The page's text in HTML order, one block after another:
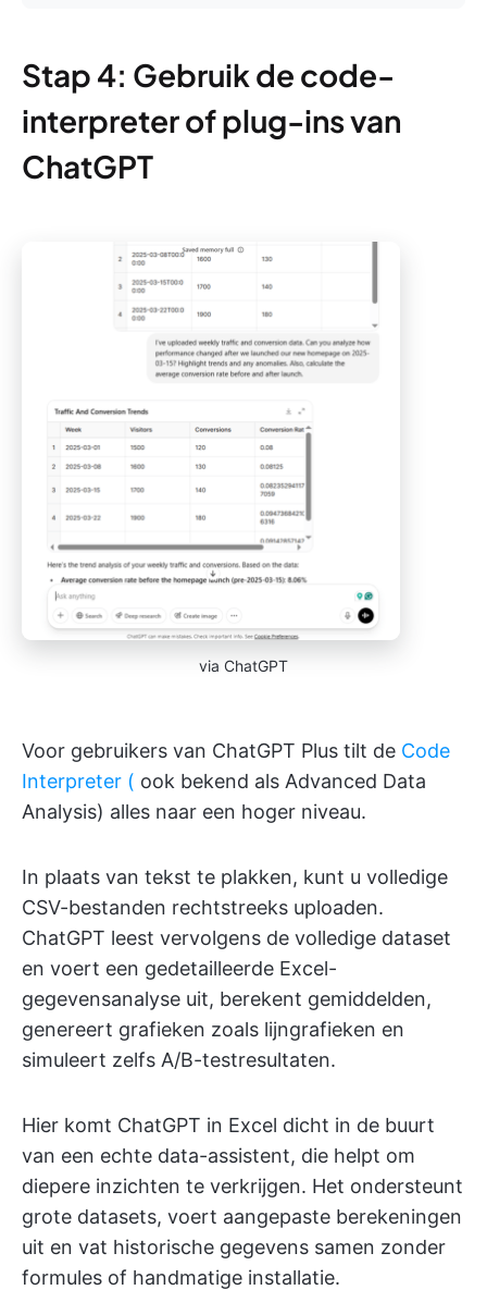
Stap 4: Gebruik de code-
interpreter of plug-ins van
ChatGPT
via ChatGPT
Voor gebruikers van ChatGPT Plus tilt de Code
Interpreter ( ook bekend als Advanced Data
Analysis) alles naar een hoger niveau.
In plaats van tekst te plakken, kunt u volledige
CSV-bestanden rechtstreeks uploaden.
ChatGPT leest vervolgens de volledige dataset
en voert een gedetailleerde Excel-
gegevensanalyse uit, berekent gemiddelden,
genereert grafieken zoals lijngrafieken en
simuleert zelfs A/B-testresultaten.
Hier komt ChatGPT in Excel dicht in de buurt
van een echte data-assistent, die helpt om
diepere inzichten te verkrijgen. Het ondersteunt
grote datasets, voert aangepaste berekeningen
uit en vat historische gegevens samen zonder
formules of handmatige installatie.